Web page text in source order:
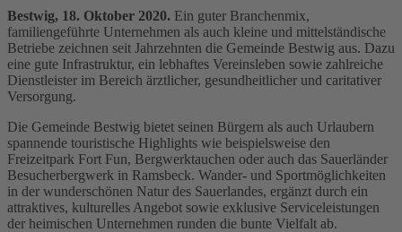
Bestwig, 18. Oktober 2020. Ein guter Branchenmix,
familiengeführte Unternehmen als auch kleine und mittelständische
Betriebe zeichnen seit Jahrzehnten die Gemeinde Bestwig aus. Dazu
eine gute Infrastruktur, ein lebhaftes Vereinsleben sowie zahlreiche
Dienstleister im Bereich ärztlicher, gesundheitlicher und caritativer
Versorgung.
Die Gemeinde Bestwig bietet seinen Bürgern als auch Urlaubern
spannende touristische Highlights wie beispielsweise den
Freizeitpark Fort Fun, Bergwerktauchen oder auch das Sauerländer
Besucherbergwerk in Ramsbeck. Wander- und Sportmöglichkeiten
in der wunderschönen Natur des Sauerlandes, ergänzt durch ein
attraktives, kulturelles Angebot sowie exklusive Serviceleistungen
der heimischen Unternehmen runden die bunte Vielfalt ab.